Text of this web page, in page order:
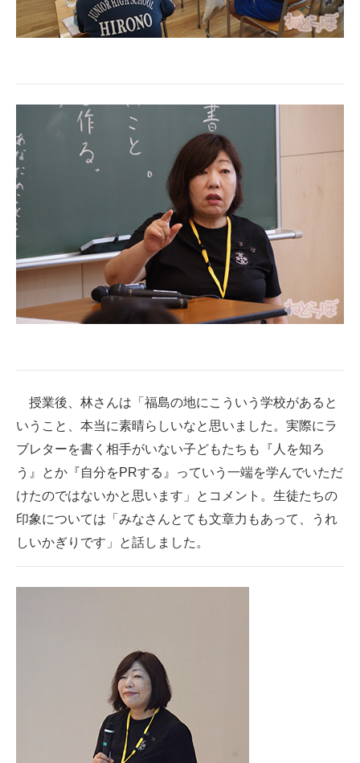
授業後、林さんは「福島の地にこういう学校があると
いうこと、本当に素晴らしいなと思いました。実際にラ
ブレターを書く相手がいない子どもたちも『人を知ろ
う』とか『自分をPRする』っていう一端を学んでいただ
けたのではないかと思います」とコメント。生徒たちの
印象については「みなさんとても文章力もあって、うれ
しいかぎりです」と話しました。